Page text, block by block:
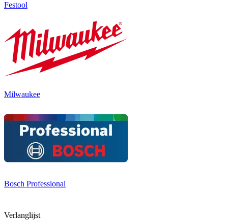
Festool
Milwaukee
Bosch Professional
Verlanglijst